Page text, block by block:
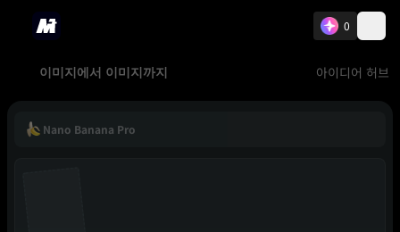
0
이미지에서 이미지까지 아이디어 허브
Nano Banana Pro